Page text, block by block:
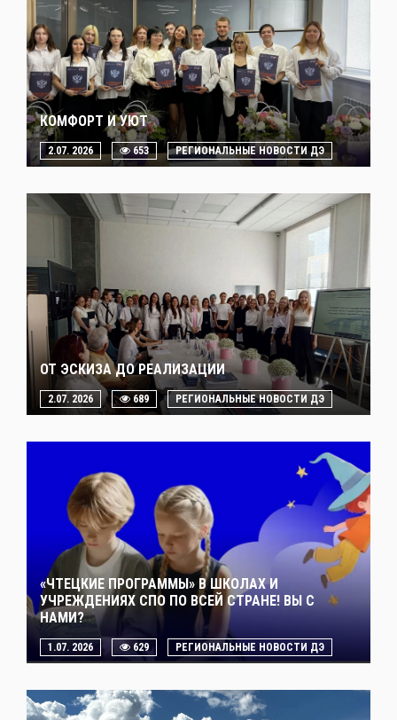
КОМФОРТ И УЮТ
2.07. 2026 653 РЕГИОНАЛЬНЫЕ НОВОСТИ ДЭ
ОТ ЭСКИЗА ДО РЕАЛИЗАЦИИ
2.07. 2026 689 РЕГИОНАЛЬНЫЕ НОВОСТИ ДЭ
«ЧТЕЦКИЕ ПРОГРАММЫ» В ШКОЛАХ И
УЧРЕЖДЕНИЯХ СПО ПО ВСЕЙ СТРАНЕ! ВЫ С
НАМИ?
1.07. 2026 629 РЕГИОНАЛЬНЫЕ НОВОСТИ ДЭ